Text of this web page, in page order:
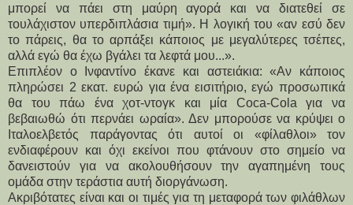
μπορεί να πάει στη μαύρη αγορά και να διατεθεί σε
τουλάχιστον υπερδιπλάσια τιμή». Η λογική του «αν εσύ δεν
το πάρεις, θα το αρπάξει κάποιος με μεγαλύτερες τσέπες,
αλλά εγώ θα έχω βγάλει τα λεφτά μου...».
Επιπλέον ο Ινφαντίνο έκανε και αστειάκια: «Αν κάποιος
πληρώσει 2 εκατ. ευρώ για ένα εισιτήριο, εγώ προσωπικά
θα του πάω ένα χοτ-ντογκ και μία Coca-Cola για να
βεβαιωθώ ότι περνάει ωραία». Δεν μπορούσε να κρύψει ο
Ιταλοελβετός παράγοντας ότι αυτοί οι «φίλαθλοι» τον
ενδιαφέρουν και όχι εκείνοι που φτάνουν στο σημείο να
δανειστούν για να ακολουθήσουν την αγαπημένη τους
ομάδα στην τεράστια αυτή διοργάνωση.
Ακριβότατες είναι και οι τιμές για τη μεταφορά των φιλάθλων